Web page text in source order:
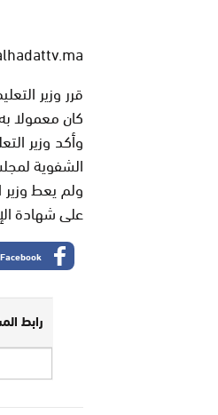
قرر وزير
كان معمولا به منذ
الشفوية
ولم يعط
على شهادة
Facebook
رابط